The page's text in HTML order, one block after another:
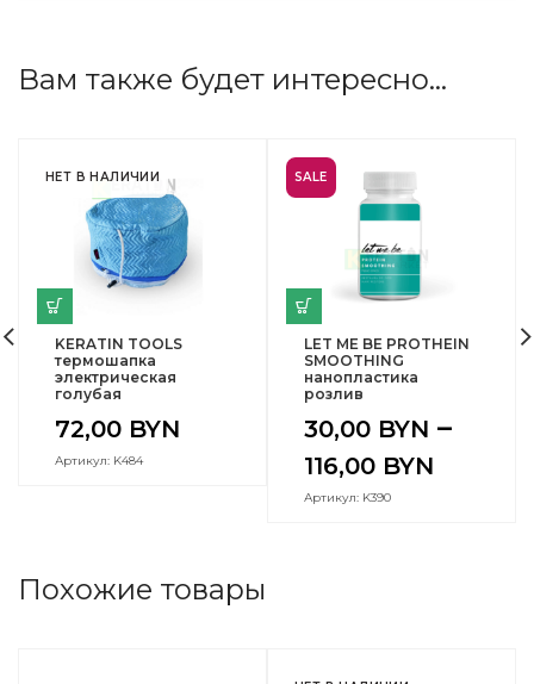
Вам также будет интересно…
НЕТ В НАЛИЧИИ
KERATIN TOOLS
термошапка
электрическая
голубая
72,00 BYN
Артикул: K484
SALE
LET ME BE PROTHEIN
SMOOTHING
нанопластика
розлив
30,00 BYN –
116,00 BYN
Артикул: K390
Похожие товары